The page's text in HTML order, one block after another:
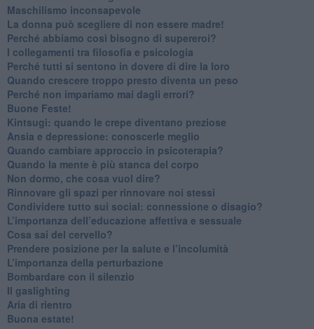
​Maschilismo inconsapevole
​La donna può scegliere di non essere madre!
​Perché abbiamo così bisogno di supereroi?
​I collegamenti tra filosofia e psicologia
​Perché tutti si sentono in dovere di dire la loro
​Quando crescere troppo presto diventa un peso
​Perché non impariamo mai dagli errori?
​Buone Feste!
​Kintsugi: quando le crepe diventano preziose
Ansia e depressione: conoscerle meglio
Quando cambiare approccio in psicoterapia?
​Quando la mente è più stanca del corpo
Non dormo, che cosa vuol dire?
​Rinnovare gli spazi per rinnovare noi stessi
​Condividere tutto sui social: connessione o disagio?
​L’importanza dell’educazione affettiva e sessuale
​Cosa sai del cervello?
Prendere posizione per la salute e l’incolumità
L’importanza della perturbazione
​Bombardare con il silenzio
Il gaslighting
Aria di rientro
Buona estate!